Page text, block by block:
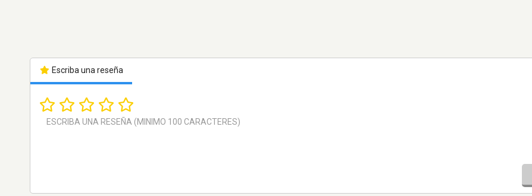
Escriba una reseña